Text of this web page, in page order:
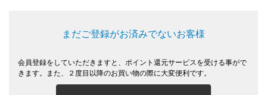
まだご登録がお済みでないお客様
会員登録をしていただきますと、ポイント還元サービスを受ける事がで
きます。また、２度目以降のお買い物の際に大変便利です。